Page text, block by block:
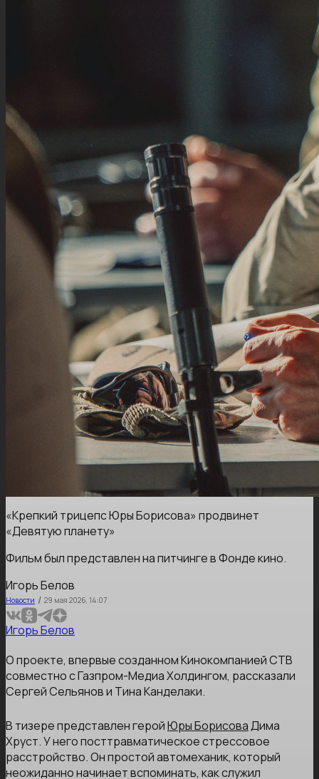
«Крепкий трицепс Юры Борисова» продвинет
«Девятую планету»
Фильм был представлен на питчинге в Фонде кино.
Игорь Белов
Новости / 29 мая 2026, 14:07
Игорь Белов
О проекте, впервые созданном Кинокомпанией СТВ
совместно с Газпром-Медиа Холдингом, рассказали
Сергей Сельянов и Тина Канделаки.
В тизере представлен геройЮры БорисоваДима
Хруст. У него посттравматическое стрессовое
расстройство. Он простой автомеханик, который
неожиданно начинает вспоминать, как служил